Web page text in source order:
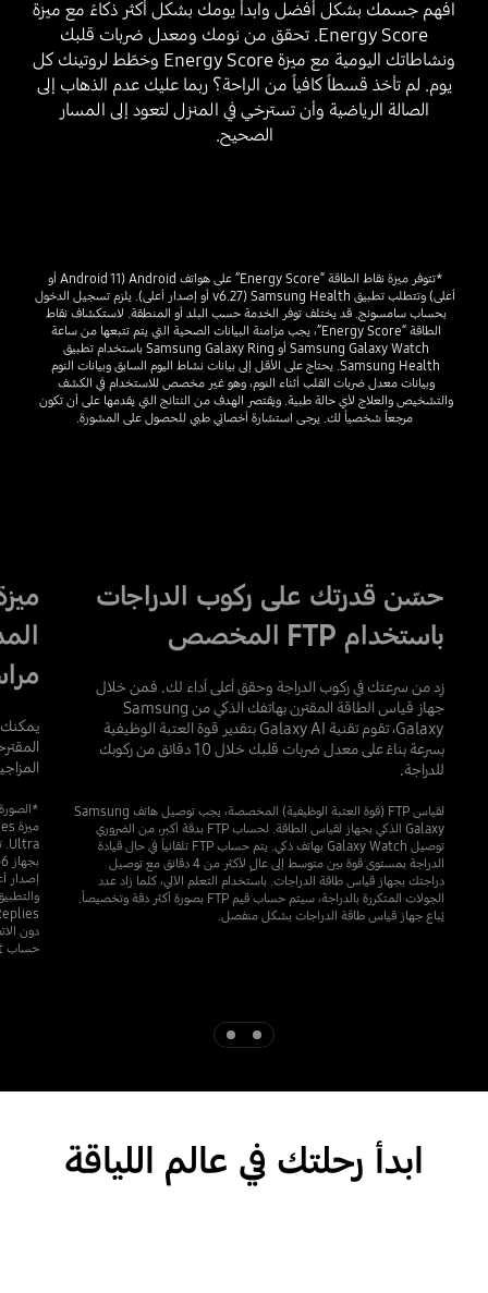
افهم جسمك بشكل أفضل وابدأ يومك بشكل أكثر ذكاءً مع ميزة
Energy Score. تحقق من نومك ومعدل ضربات قلبك
ونشاطاتك اليومية مع ميزة Energy Score وخطّط لروتينك كل
يوم. لم تأخذ قسطاً كافياً من الراحة؟ ربما عليك عدم الذهاب إلى
الصالة الرياضية وأن تسترخي في المنزل لتعود إلى المسار
الصحيح.
أعلى) وتتطلب تطبيق Samsung Health (v6.27 أو إصدار أعلى). يلزم تسجيل الدخول
مرجعاً شخصياً لك. يرجى استشارة أخصائي طبي للحصول على المشورة.
حسّن قدرتك على ركوب الدراجات
باستخدام FTP المخصص
زِد من سرعتك في ركوب الدراجة وحقق أعلى أداء لك. فمن خلال
جهاز قياس الطاقة المقترن بهاتفك الذكي من Samsung
Galaxy، تقوم تقنية Galaxy AI بتقدير قوة العتبة الوظيفية
بسرعة بناءً على معدل ضربات قلبك خلال 10 دقائق من ركوبك
للدراجة.
لقياس FTP (قوة العتبة الوظيفية) المخصصة، يجب توصيل هاتف Samsung
Galaxy الذكي بجهاز لقياس الطاقة. لحساب FTP بدقة أكبر، من الضروري
توصيل Galaxy Watch بهاتف ذكي. يتم حساب FTP تلقائياً في حال قيادة
الدراجة بمستوى قوة بين متوسط ​​إلى عالٍ لأكثر من 4 دقائق مع توصيل
دراجتك بجهاز قياس طاقة الدراجات. باستخدام التعلم الآلي، كلما زاد عدد
الجولات المتكررة بالدراجة، سيتم حساب قيم FTP بصورة أكثر دقة وتخصيصاً.
يُباع جهاز قياس طاقة الدراجات بشكل منفصل.
يمكنك
دون
حساب Samsung Account.
ابدأ رحلتك في عالم اللياقة